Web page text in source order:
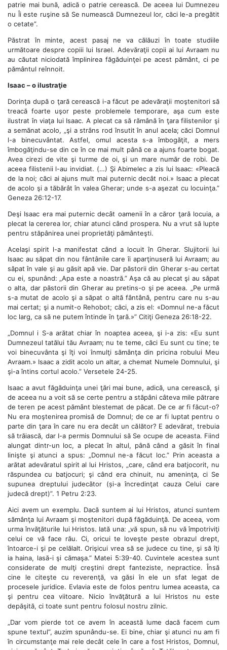
patrie mai bună, adică o patrie cerească. De aceea lui Dumnezeu
nu Îi este ruşine să Se numească Dumnezeul lor, căci le-a pregătit
o cetate”.
Păstrat în minte, acest pasaj ne va călăuzi în toate studiile
următoare despre copiii lui Israel. Adevăraţii copii ai lui Avraam nu
au căutat niciodată împlinirea făgăduinţei pe acest pământ, ci pe
pământul reînnoit.
Isaac – o ilustraţie
Dorinţa după o ţară cerească i-a făcut pe adevăraţii moştenitori să
treacă foarte uşor peste problemele temporare, aşa cum este
ilustrat în viaţa lui Isaac. A plecat ca să rămână în ţara filistenilor şi
a semănat acolo, „şi a strâns rod însutit în anul acela; căci Domnul
l-a binecuvântat. Astfel, omul acesta s-a îmbogăţit, a mers
îmbogăţindu-se din ce în ce mai mult până ce a ajuns foarte bogat.
Avea cirezi de vite şi turme de oi, şi un mare număr de robi. De
aceea filistenii l-au invidiat. (…) Şi Abimelec a zis lui Isaac: «Pleacă
de la noi; căci ai ajuns mult mai puternic decât noi.» Isaac a plecat
de acolo şi a tăbărât în valea Gherar; unde s-a aşezat cu locuinţa.”
Geneza 26:12-17.
Deşi Isaac era mai puternic decât oamenii în a căror ţară locuia, a
plecat la cererea lor, chiar atunci când prospera. Nu a vrut să lupte
pentru stăpânirea unei proprietăţi pământeşti.
Acelaşi spirit l-a manifestat când a locuit în Gherar. Slujitorii lui
Isaac au săpat din nou fântânile care îi aparţinuseră lui Avraam; au
săpat în vale şi au găsit apă vie. Dar păstorii din Gherar s-au certat
cu ei, spunând: „Apa este a noastră.” Aşa că au plecat şi au săpat
o alta, dar păstorii din Gherar au pretins-o şi pe aceea. „Pe urmă
s-a mutat de acolo şi a săpat o altă fântână, pentru care nu s-au
mai certat; şi a numit-o Rehobot; căci, a zis el: «Domnul ne-a făcut
loc larg, ca să ne putem întinde în ţară.»” Citiţi Geneza 26:18-22.
„Domnul i S-a arătat chiar în noaptea aceea, şi i-a zis: «Eu sunt
Dumnezeul tatălui tău Avraam; nu te teme, căci Eu sunt cu tine; te
voi binecuvânta şi îţi voi înmulţi sămânţa din pricina robului Meu
Avraam.» Isaac a zidit acolo un altar, a chemat Numele Domnului, şi
şi-a întins cortul acolo.” Versetele 24-25.
Isaac a avut făgăduinţa unei ţări mai bune, adică, una cerească, şi
de aceea nu a voit să se certe pentru a stăpâni câteva mile pătrare
de teren pe acest pământ blestemat de păcat. De ce ar fi făcut-o?
Nu era moştenirea promisă de Domnul; de ce ar fi luptat pentru o
parte din ţara în care nu era decât un călător? E adevărat, trebuia
să trăiască, dar I-a permis Domnului să Se ocupe de aceasta. Fiind
alungat dintr-un loc, a plecat în altul, până când a găsit în final
linişte şi atunci a spus: „Domnul ne-a făcut loc.” Prin aceasta a
arătat adevăratul spirit al lui Hristos, „care, când era batjocorit, nu
răspundea cu batjocuri; şi când era chinuit, nu ameninţa, ci Se
supunea dreptului judecător (și-a încredinţat cauza Celui care
judecă drept)”. 1 Petru 2:23.
Aici avem un exemplu. Dacă suntem ai lui Hristos, atunci suntem
sămânţa lui Avraam şi moştenitori după făgăduinţă. De aceea, vom
urma învăţăturile lui Hristos. Iată una: „vă spun, să nu vă împotriviţi
celui ce vă face rău. Ci, oricui te loveşte peste obrazul drept,
întoarce-i şi pe celălalt. Orişicui vrea să se judece cu tine, şi să îţi
ia haina, lasă-i şi cămaşa.” Matei 5:39-40. Cuvintele acestea sunt
considerate de mulţi creştini drept fanteziste, nepractice. Însă
cine le citeşte cu reverenţă, va găsi în ele un sfat legat de
procesele juridice. Evlavia este de folos pentru lumea aceasta, ca
şi pentru cea viitoare. Nicio învăţătură a lui Hristos nu este
depăşită, ci toate sunt pentru folosul nostru zilnic.
„Dar vom pierde tot ce avem în această lume dacă facem cum
spune textul”, auzim spunându-se. Ei bine, chiar şi atunci nu am fi
în circumstanţe mai rele decât cele în care a fost Hristos, Domnul,